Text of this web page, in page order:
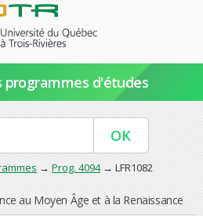
programmes d'études
→ Prog. 4094→ LFR1082
au Moyen Âge et à la Renaissance